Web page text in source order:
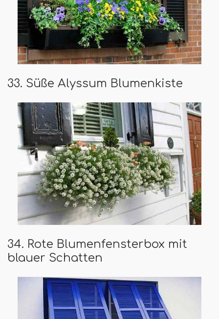
33. Süße Alyssum Blumenkiste
34. Rote Blumenfensterbox mit
blauer Schatten